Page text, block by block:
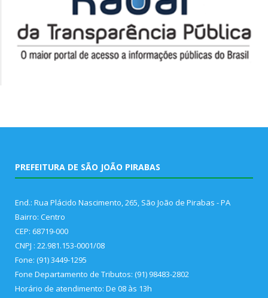
PREFEITURA DE SÃO JOÃO PIRABAS
End.: Rua Plácido Nascimento, 265, São João de Pirabas - PA
Bairro: Centro
CEP: 68719-000
CNPJ : 22.981.153-0001/08
Fone: (91) 3449-1295
Fone Departamento de Tributos: (91) 98483-2802
Horário de atendimento: De 08 às 13h